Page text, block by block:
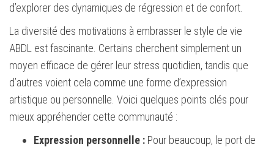
d’explorer des dynamiques de régression et de confort.
La diversité des motivations à embrasser le style de vie
ABDL est fascinante. Certains cherchent simplement un
moyen efficace de gérer leur stress quotidien, tandis que
d’autres voient cela comme une forme d’expression
artistique ou personnelle. Voici quelques points clés pour
mieux appréhender cette communauté :
Expression personnelle : Pour beaucoup, le port de